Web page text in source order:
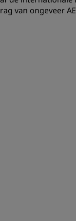
van ongeveer